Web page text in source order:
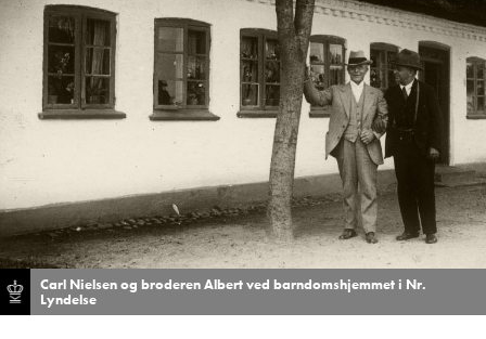
Carl Nielsen og broderen Albert ved barndomshjemmet i Nr.
Lyndelse